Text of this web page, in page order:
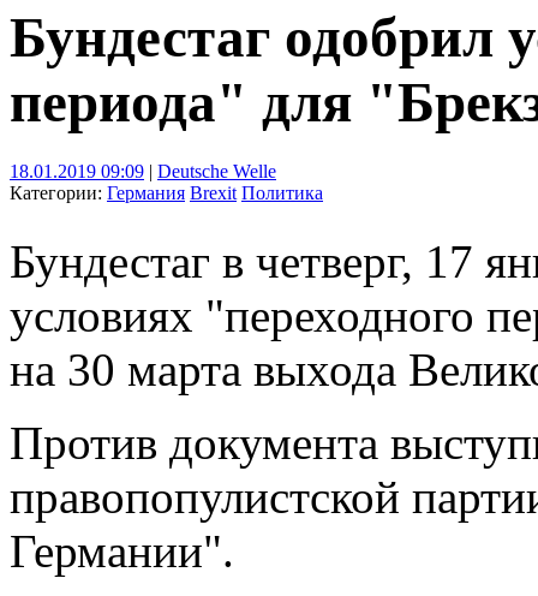
Бундестаг одобрил
периода" для
18.01.2019 09:09 | Deutsche Welle
Категории: Германия Brexit Политика
Бундестаг в четверг, 17
условиях "переходного
на 30 марта выхода
Против документа
правопопулистской
Германии".